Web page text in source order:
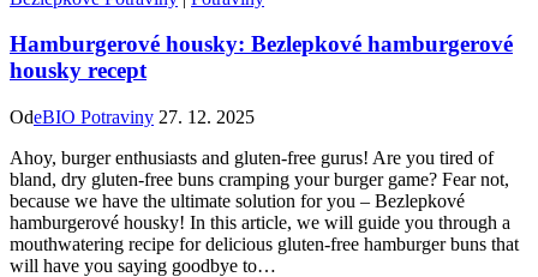
Hamburgerové housky: Bezlepkové hamburgerové
housky recept
OdeBIO Potraviny 27. 12. 2025
Ahoy, burger enthusiasts and‍ gluten-free⁣ gurus! Are you tired of⁣
bland, dry ‌gluten-free ⁢buns cramping your burger game? Fear not,
because we have the ultimate ⁤solution for you – Bezlepkové
hamburgerové housky! In this article, we will guide you through a
mouthwatering recipe ‍for delicious gluten-free hamburger buns ‌that
will have you saying goodbye to…